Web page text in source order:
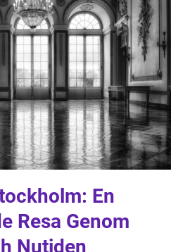
En
Resa Genom
Nutiden